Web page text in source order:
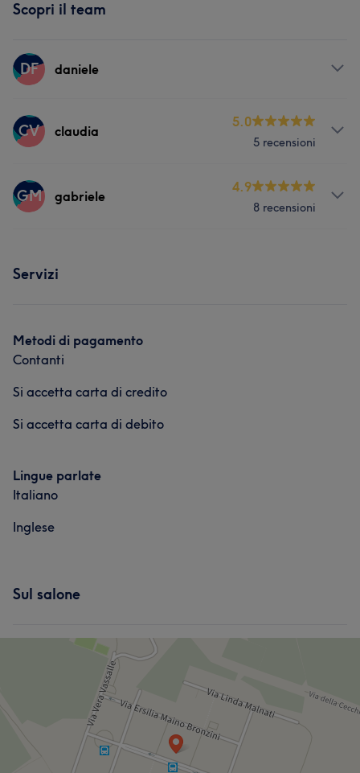
Scopri il team
DF daniele
Servizi
CV claudia
5.0
5 recensioni
Servizi
GM gabriele
4.9
8 recensioni
Servizi
Metodi di pagamento
Contanti
Si accetta carta di credito
Si accetta carta di debito
Lingue parlate
Italiano
Inglese
Sul salone